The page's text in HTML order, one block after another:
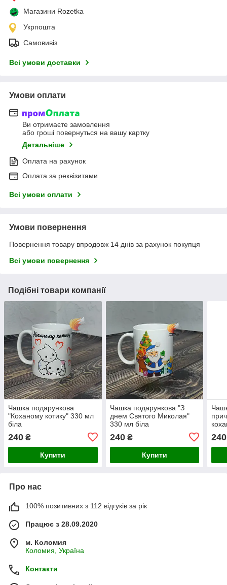
Магазини Rozetka
Укрпошта
Самовивіз
Всі умови доставки
Умови оплати
Ви отримаєте замовлення
або гроші повернуться на вашу картку
Детальніше
Оплата на рахунок
Оплата за реквізитами
Всі умови оплати
Умови повернення
Повернення товару впродовж 14 днів за рахунок покупця
Всі умови повернення
Подібні товари компанії
Чашка подарункова
"Коханому котику" 330 мл
біла
240 ₴
Купити
Чашка подарункова "З
днем Святого Миколая"
330 мл біла
240₴
Купити
240
Про нас
100% позитивних з 112 відгуків за рік
Працює з 28.09.2020
м. Коломия
Коломия, Україна
Контакти